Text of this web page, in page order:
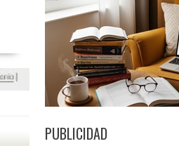
PUBLICIDAD